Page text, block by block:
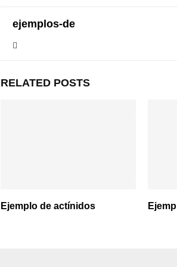
ejemplos-de
RELATED POSTS
Ejemplo de actínidos